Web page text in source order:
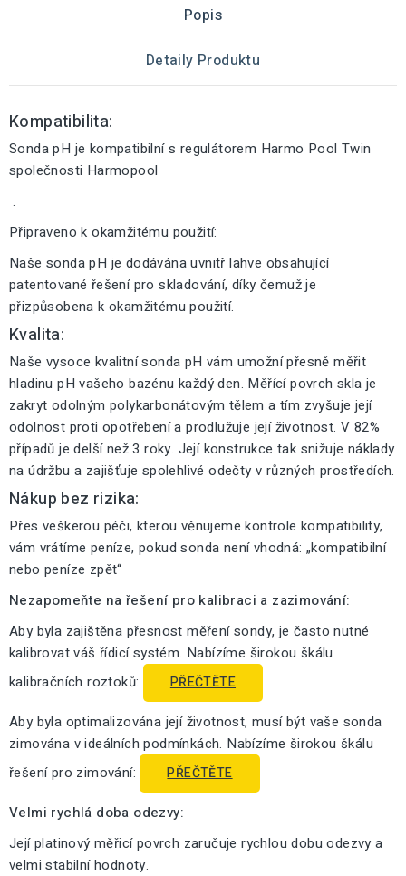
Popis
Detaily Produktu
Kompatibilita:
Sonda pH je kompatibilní s regulátorem Harmo Pool Twin
společnosti Harmopool
.
Připraveno k okamžitému použití:
Naše sonda pH je dodávána uvnitř lahve obsahující
patentované řešení pro skladování, díky čemuž je
přizpůsobena k okamžitému použití.
Kvalita:
Naše vysoce kvalitní sonda pH vám umožní přesně měřit
hladinu pH vašeho bazénu každý den. Měřící povrch skla je
zakryt odolným polykarbonátovým tělem a tím zvyšuje její
odolnost proti opotřebení a prodlužuje její životnost. V 82%
případů je delší než 3 roky. Její konstrukce tak snižuje náklady
na údržbu a zajišťuje spolehlivé odečty v různých prostředích.
Nákup bez rizika:
Přes veškerou péči, kterou věnujeme kontrole kompatibility,
vám vrátíme peníze, pokud sonda není vhodná: „kompatibilní
nebo peníze zpět“
Nezapomeňte na řešení pro kalibraci a zazimování:
Aby byla zajištěna přesnost měření sondy, je často nutné
kalibrovat váš řídicí systém. Nabízíme širokou škálu
kalibračních roztoků:
PŘEČTĚTE
Aby byla optimalizována její životnost, musí být vaše sonda
zimována v ideálních podmínkách. Nabízíme širokou škálu
řešení pro zimování:
PŘEČTĚTE
Velmi rychlá doba odezvy:
Její platinový měřicí povrch zaručuje rychlou dobu odezvy a
velmi stabilní hodnoty.